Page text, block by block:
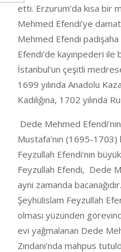
etti. Erzurum’da kısa bir
Mehmed Efendi’ye
Mehmed Efendi
Efendi’de kayınpederi ile
İstanbul’un çeşitli
1699 yılında Anadolu
Kadılığına, 1702 yılında
Dede Mehmed
Mustafa’nın (1695-1703)
Feyzullah Efendi’nin
Feyzullah Efendi, Dede
ayni zamanda
Şeyhülislam Feyzullah
olması yüzünden
evi yağmalanan Dede
Zındanı’nda mahpus